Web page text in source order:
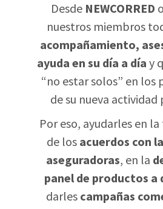
Desde NEWCORRED
nuestros miembros
acompañamiento,
ayuda en su día a día y
“no estar solos” en los
de su nueva
Por eso, ayudarles en
de los acuerdos con
aseguradoras, en la
panel de productos
darles campañas